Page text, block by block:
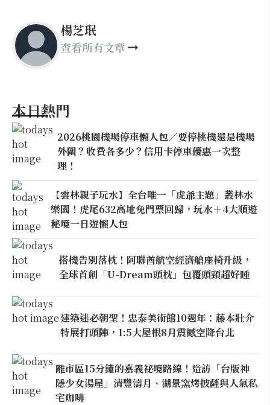
楊芝珉
查看所有文章
本日熱門
2026桃園機場停車懶人包／要停桃機還是機場
外圍？收費各多少？信用卡停車優惠一次整
理！
【雲林親子玩水】全台唯一「虎爺主題」叢林水
樂園！虎尾632高地免門票回歸，玩水＋4大順遊
秘境一日遊懶人包
搭機告別落枕！阿聯酋航空經濟艙座椅升級，
全球首創「U-Dream頭枕」包覆頭頸超好睡
建築迷必朝聖！忠泰美術館10週年：藤本壯介
特展打頭陣，1:5大屋根8月震撼空降台北
離市區15分鐘的嘉義祕境路線！造訪「台版神
隱少女湯屋」清豐濤月、湖景窯烤披薩與人氣私
宅咖啡